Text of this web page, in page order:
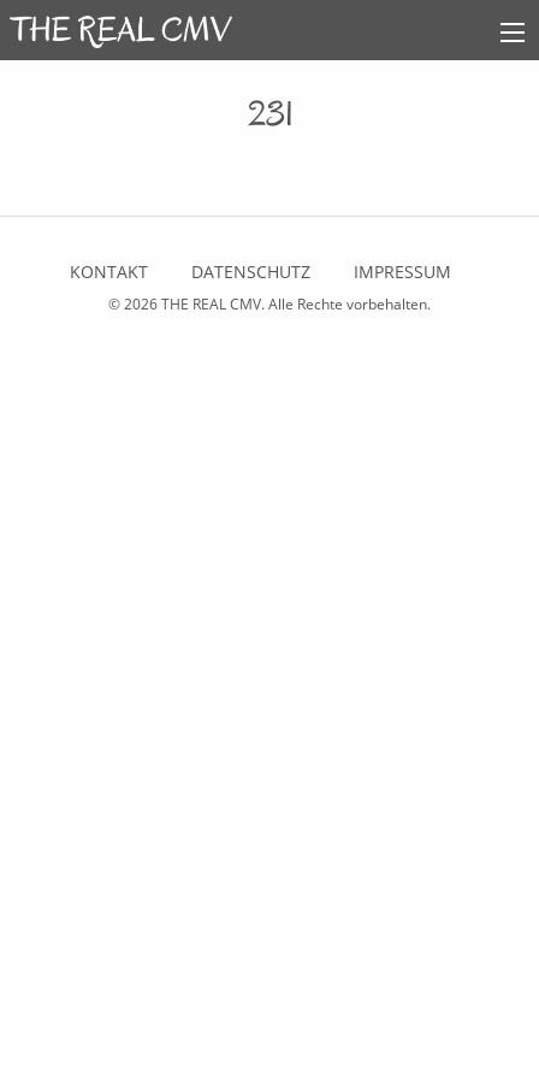
231
KONTAKT DATENSCHUTZ IMPRESSUM
© 2026THE REAL CMV. Alle Rechte vorbehalten.